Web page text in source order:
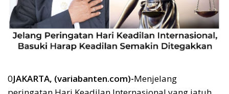
0JAKARTA, (variabanten.com)-Menjelang